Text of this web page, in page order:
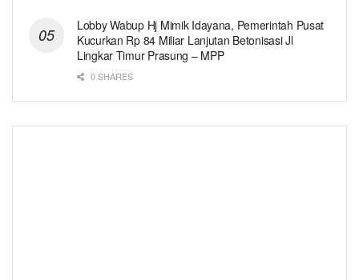
Lobby Wabup Hj Mimik Idayana, Pemerintah Pusat
Kucurkan Rp 84 Miliar Lanjutan Betonisasi Jl
Lingkar Timur Prasung – MPP
0 SHARES